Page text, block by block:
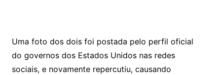
Uma foto dos dois foi postada pelo perfil oficial
do governos dos Estados Unidos nas redes
sociais, e novamente repercutiu, causando